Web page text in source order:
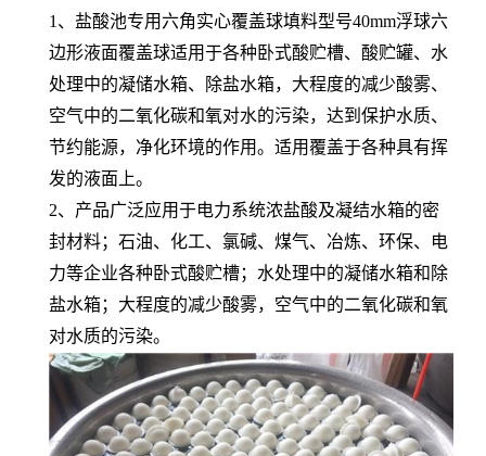
1、盐酸池专用六角实心覆盖球填料型号40mm浮球六
边形液面覆盖球适用于各种卧式酸贮槽、酸贮罐、水
处理中的凝储水箱、除盐水箱，大程度的减少酸雾、
空气中的二氧化碳和氧对水的污染，达到保护水质、
节约能源，净化环境的作用。适用覆盖于各种具有挥
发的液面上。
2、产品广泛应用于电力系统浓盐酸及凝结水箱的密
封材料；石油、化工、氯碱、煤气、冶炼、环保、电
力等企业各种卧式酸贮槽；水处理中的凝储水箱和除
盐水箱；大程度的减少酸雾，空气中的二氧化碳和氧
对水质的污染。